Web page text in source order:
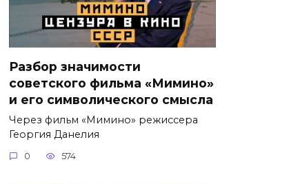
Разбор значимости
советского фильма «Мимино»
и его символического смысла
Через фильм «Мимино» режиссера
Георгия Данелия
0 574